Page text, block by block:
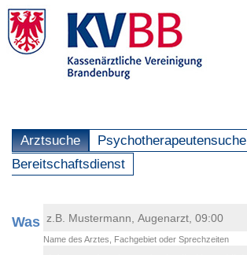
Arztsuche Psychotherapeutensuche
Bereitschaftsdienst
Was
Name des Arztes, Fachgebiet oder Sprechzeiten